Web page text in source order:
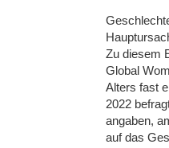
Zu diesem
Global
Alters fast
2022
angaben,
auf das